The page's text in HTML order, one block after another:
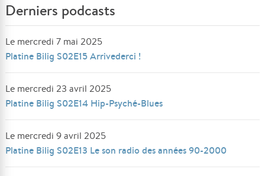
Derniers podcasts
Le mercredi 7 mai 2025
Platine Bilig S02E15 Arrivederci !
Le mercredi 23 avril 2025
Platine Bilig S02E14 Hip-Psyché-Blues
Le mercredi 9 avril 2025
Platine Bilig S02E13 Le son radio des années 90-2000